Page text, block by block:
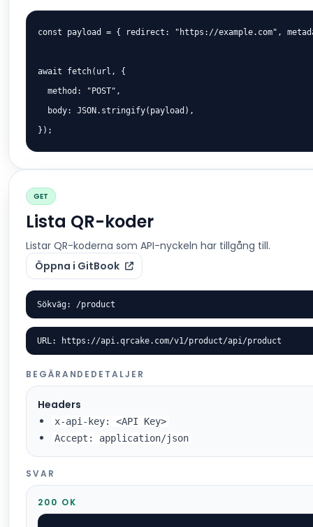
const payload = { redirect: "https://example.com",
await fetch(url, {
  method: "POST",
  body: JSON.stringify(payload),
});
GET
Lista QR-koder
Listar QR-koderna som API-nyckeln har tillgång till.
Öppna i GitBook
Sökväg: /product
URL: https://api.qrcake.com/v1/product/api/product
BEGÄRANDEDETALJER
Headers
x-api-key: <API Key>
Accept: application/json
SVAR
200 OK